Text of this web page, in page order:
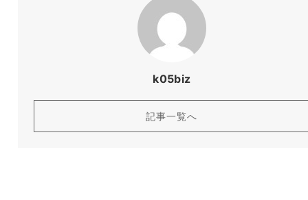
k05biz
記事一覧へ